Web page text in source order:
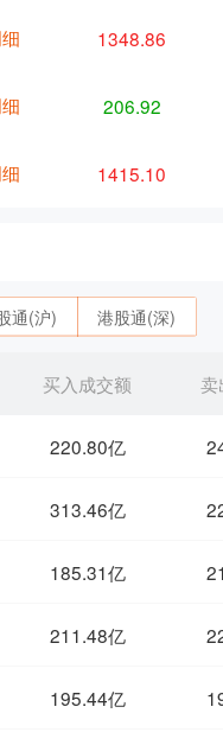
1348.86
206.92
1415.10
通(沪) 港股通(深)
买入成交额 卖
220.80亿
313.46亿
185.31亿
211.48亿
195.44亿